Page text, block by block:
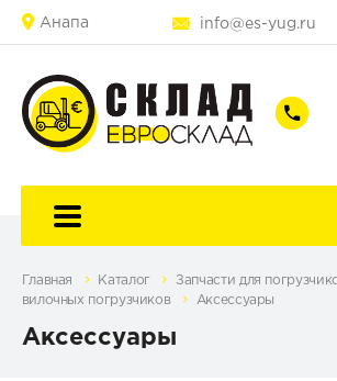
Анапа info@es-yug.ru
+7
60-
+7
69-
Главная Каталог Запчасти для
вилочных погрузчиков
Аксессуары
Аксессуары